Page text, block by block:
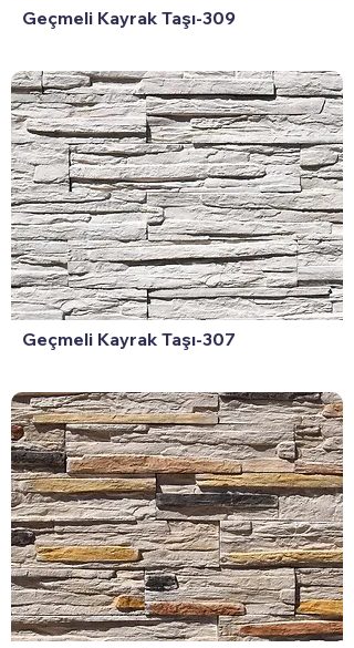
Geçmeli Kayrak Taşı-309
Geçmeli Kayrak Taşı-307